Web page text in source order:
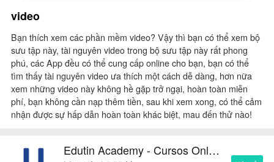
video
Bạn thích xem các phần mềm video? Vậy thì bạn có thể xem bộ
sưu tập này, tài nguyên video trong bộ sưu tập này rất phong
phú, các App đều có thể cung cấp online cho bạn, bạn có thể
tìm thấy tài nguyên video ưa thích một cách dễ dàng, hơn nữa
xem những video này không hề gặp trở ngại, hoàn toàn miễn
phí, bạn không cần nạp thêm tiền, sau khi xem xong, có thể cảm
nhận được sự hấp dẫn hoàn toàn khác biệt, mau đến thử nào!
Edutin Academy - Cursos Online